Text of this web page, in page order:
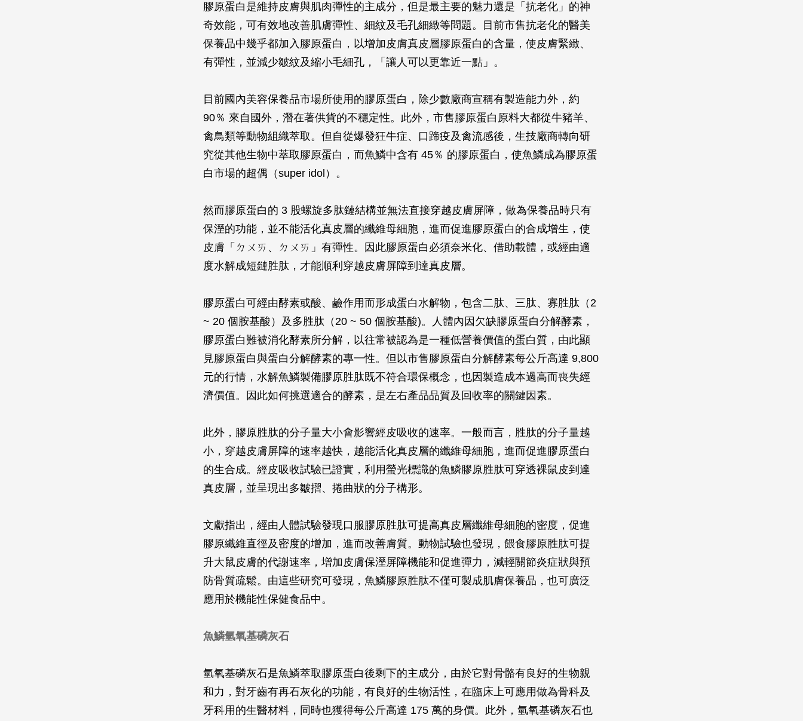
膠原蛋白是維持皮膚與肌肉彈性的主成分，但是最主要的魅力還是「抗老化」的神
奇效能，可有效地改善肌膚彈性、細紋及毛孔細緻等問題。目前市售抗老化的醫美
保養品中幾乎都加入膠原蛋白，以增加皮膚真皮層膠原蛋白的含量，使皮膚緊緻、
有彈性，並減少皺紋及縮小毛細孔，「讓人可以更靠近一點」。
目前國內美容保養品市場所使用的膠原蛋白，除少數廠商宣稱有製造能力外，約
90％ 來自國外，潛在著供貨的不穩定性。此外，市售膠原蛋白原料大都從牛豬羊、
禽鳥類等動物組織萃取。但自從爆發狂牛症、口蹄疫及禽流感後，生技廠商轉向研
究從其他生物中萃取膠原蛋白，而魚鱗中含有 45％ 的膠原蛋白，使魚鱗成為膠原蛋
白市場的超偶（super idol）。
然而膠原蛋白的 3 股螺旋多肽鏈結構並無法直接穿越皮膚屏障，做為保養品時只有
保溼的功能，並不能活化真皮層的纖維母細胞，進而促進膠原蛋白的合成增生，使
皮膚「ㄉㄨㄞ、ㄉㄨㄞ」有彈性。因此膠原蛋白必須奈米化、借助載體，或經由適
度水解成短鏈胜肽，才能順利穿越皮膚屏障到達真皮層。
膠原蛋白可經由酵素或酸、鹼作用而形成蛋白水解物，包含二肽、三肽、寡胜肽（2
~ 20 個胺基酸）及多胜肽（20 ~ 50 個胺基酸)。人體內因欠缺膠原蛋白分解酵素，
膠原蛋白難被消化酵素所分解，以往常被認為是一種低營養價值的蛋白質，由此顯
見膠原蛋白與蛋白分解酵素的專一性。但以市售膠原蛋白分解酵素每公斤高達 9,800
元的行情，水解魚鱗製備膠原胜肽既不符合環保概念，也因製造成本過高而喪失經
濟價值。因此如何挑選適合的酵素，是左右產品品質及回收率的關鍵因素。
此外，膠原胜肽的分子量大小會影響經皮吸收的速率。一般而言，胜肽的分子量越
小，穿越皮膚屏障的速率越快，越能活化真皮層的纖維母細胞，進而促進膠原蛋白
的生合成。經皮吸收試驗已證實，利用螢光標識的魚鱗膠原胜肽可穿透裸鼠皮到達
真皮層，並呈現出多皺摺、捲曲狀的分子構形。
文獻指出，經由人體試驗發現口服膠原胜肽可提高真皮層纖維母細胞的密度，促進
膠原纖維直徑及密度的增加，進而改善膚質。動物試驗也發現，餵食膠原胜肽可提
升大鼠皮膚的代謝速率，增加皮膚保溼屏障機能和促進彈力，減輕關節炎症狀與預
防骨質疏鬆。由這些研究可發現，魚鱗膠原胜肽不僅可製成肌膚保養品，也可廣泛
應用於機能性保健食品中。
魚鱗氫氧基磷灰石
氫氧基磷灰石是魚鱗萃取膠原蛋白後剩下的主成分，由於它對骨骼有良好的生物親
和力，對牙齒有再石灰化的功能，有良好的生物活性，在臨床上可應用做為骨科及
牙科用的生醫材料，同時也獲得每公斤高達 175 萬的身價。此外，氫氧基磷灰石也